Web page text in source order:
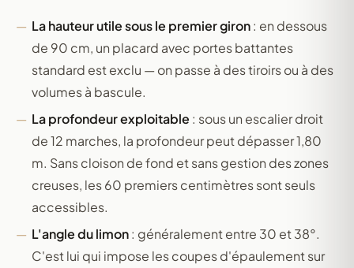
La hauteur utile sous le premier giron: en dessous
de 90 cm, un placard avec portes battantes
standard est exclu — on passe à des tiroirs ou à des
volumes à bascule.
La profondeur exploitable : sous un escalier droit
de 12 marches, la profondeur peut dépasser 1,80
m. Sans cloison de fond et sans gestion des zones
creuses, les 60 premiers centimètres sont seuls
accessibles.
L'angle du limon: généralement entre 30 et 38°.
C'est lui qui impose les coupes d'épaulement sur